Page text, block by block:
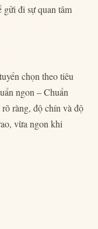
đi sự quan tâm
chọn theo tiêu
ngon – Chuẩn
ràng, độ chín và độ
vừa ngon khi